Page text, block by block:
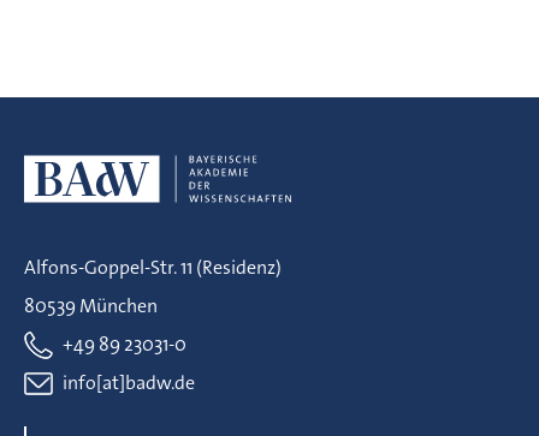
Alfons-Goppel-Str. 11 (Residenz)
80539 München
+49 89 23031-0
info[at]badw.de